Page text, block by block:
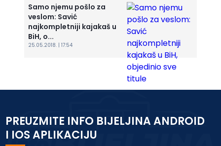
Samo njemu pošlo za
veslom: Savić
najkompletniji kajakaš u
BiH, o...
25.05.2018. | 17:54
PREUZMITE INFO BIJELJINA ANDROID
I IOS APLIKACIJU